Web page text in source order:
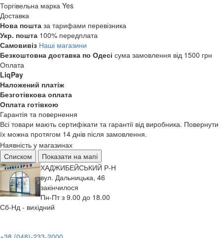
Торгівельна марка Yes
Доставка
Нова пошта за тарифами перевізника
Укр. пошта 100% передплата
Самовивіз Наші магазини
Безкоштовна доставка по Одесі сума замовлення від 1500 грн
Оплата
LiqPay
Наложений платіж
Безготівкова оплата
Оплата готівкою
Гарантія та повернення
Всі товари мають сертифікати та гарантії від виробника. Повернути
їх можна протягом 14 днів після замовлення.
Наявність у магазинах
Списком
Показати на мапі
ХАДЖИБЕЙСЬКИЙ Р-Н
вул. Дальницька, 46
закінчилося
Пн-Пт з 9.00 до 18.00
Сб-Нд - вихідний